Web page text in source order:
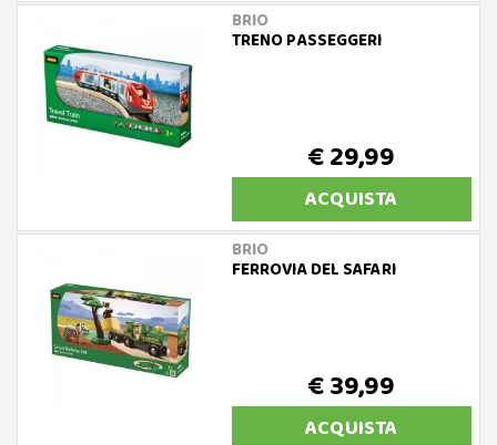
BRIO
TRENO PASSEGGERI
€ 29,99
ACQUISTA
BRIO
FERROVIA DEL SAFARI
€ 39,99
ACQUISTA